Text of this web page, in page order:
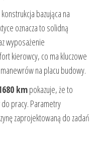
bazująca na
oznacza to solidną
wyposażenie
kierowcy, co ma kluczowe
na placu budowy.
kmpokazuje, że to
pracy. Parametry
zaprojektowaną do zadań